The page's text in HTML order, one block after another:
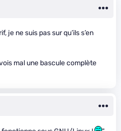
je ne suis pas sur qu’ils s’en
mal une bascule complète